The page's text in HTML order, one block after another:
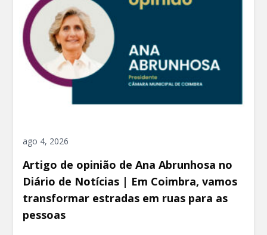
ago 4, 2026
Artigo de opinião de Ana Abrunhosa no
Diário de Notícias | Em Coimbra, vamos
transformar estradas em ruas para as
pessoas